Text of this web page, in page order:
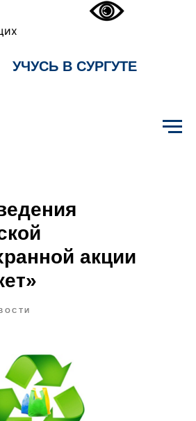
УЧУСЬ В СУРГУТЕ
акции